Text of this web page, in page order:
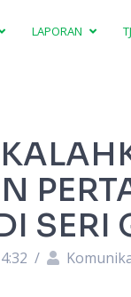
LAPORAN
SERI
/